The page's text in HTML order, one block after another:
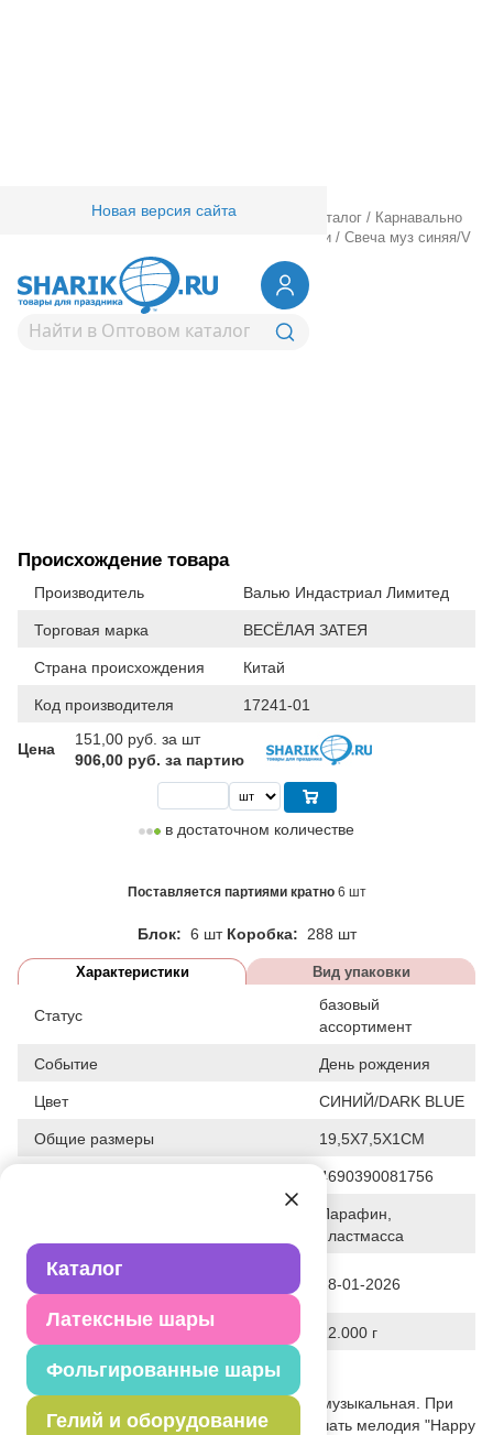
Каталог
Латексные шары
Фольгированные шары
Гелий и оборудование
Новая версия сайта
Товары для праздника/ Оптовый каталог / Карнавально
Свечи / Свеча муз синяя/V
1502-1122Свеча муз синяя/V
Происхождение товара
Производитель Валью Индастриал Лимитед
Торговая марка ВЕСЁЛАЯ ЗАТЕЯ
Страна происхождения Китай
Код производителя 17241-01
Цена
151,00 руб. за шт
906,00 руб. за партию
в достаточном количестве
Поставляется партиями кратно 6 шт
Блок: 6 шт Коробка: 288 шт
Характеристики Вид упаковки
Статус
базовый
ассортимент
Событие День рождения
Цвет СИНИЙ/DARK BLUE
Общие размеры 19,5X7,5X1СМ
4690390081756
Парафин,
пластмасса
Дата последнего изменения
элемента
28-01-2026
12.000 г
Описание товара
Декоративное украшение стола. Свеча музыкальная. При
повороте подставки свечи начинает звучать мелодия "Happy